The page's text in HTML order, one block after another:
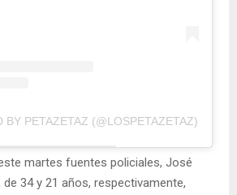
BY PETAZETAZ (@LOSPETAZETAZ)
martes fuentes policiales, José
de 34 y 21 años, respectivamente,